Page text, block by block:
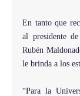
En tanto que
al presidente
Rubén
le brinda a los
“Para la